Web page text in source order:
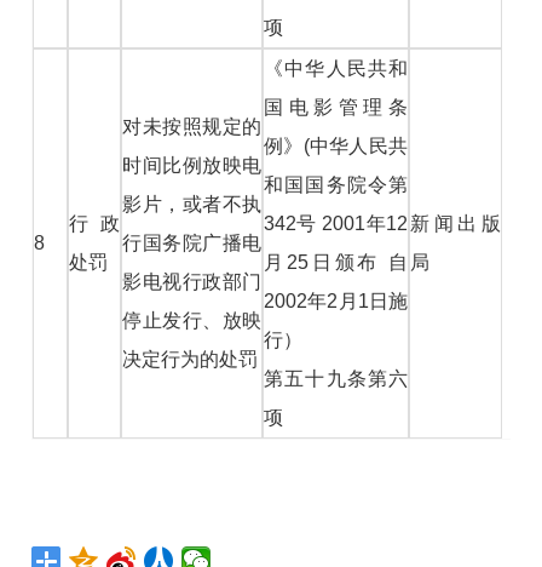
项
8
行政
处罚
对未按照规定的
时间比例放映电
影片，或者不执
行国务院广播电
影电视行政部门
停止发行、放映
决定行为的处罚
《中华人民共和
国电影管理条
例》(中华人民共
和国国务院令第
342号 2001年12
月25日颁布 自
2002年2月1日施
行）
第五十九条第六
项
新闻出版
局